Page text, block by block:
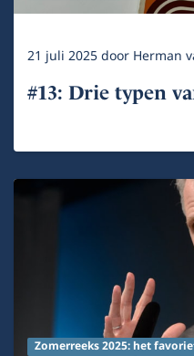
21 juli 2025door Herman
#13: Drie typen
Zomerreeks 2025: het